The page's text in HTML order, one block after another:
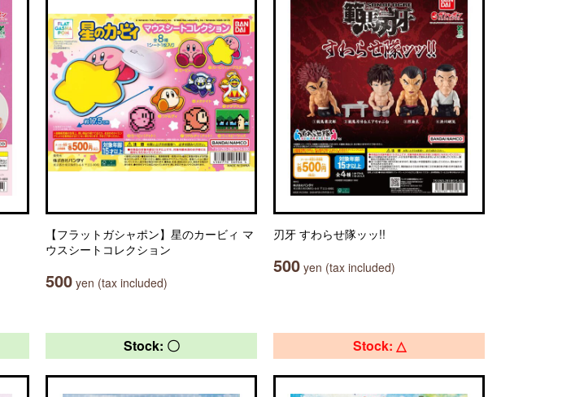
【フラットガシャポン】星のカービィ マ
ウスシートコレクション
500 yen (tax included)
刃牙 すわらせ隊ッッ!!
500 yen (tax included)
Stock: 〇 Stock: △